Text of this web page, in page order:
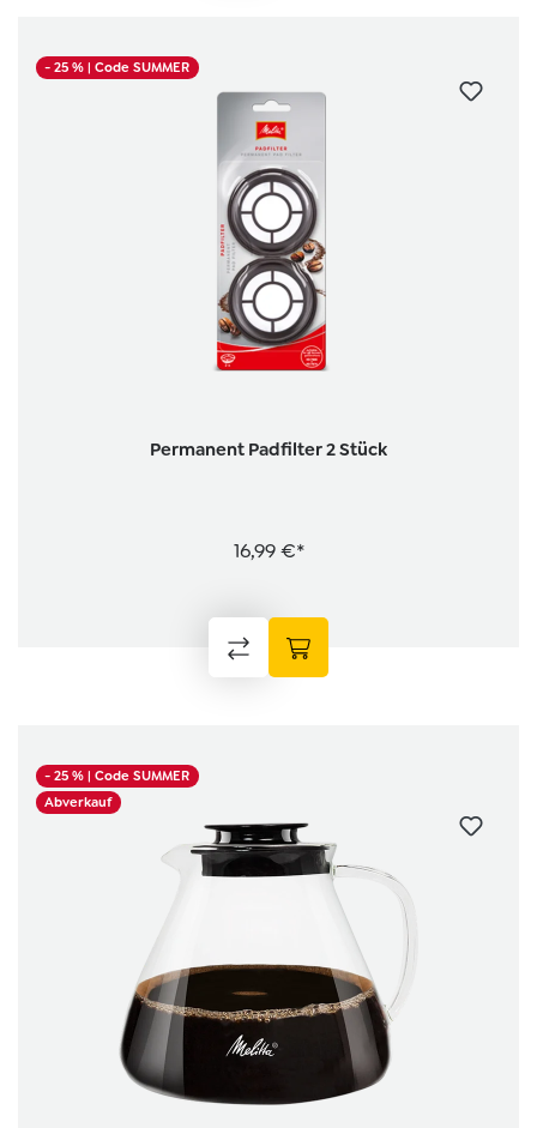
- 25 %| Code SUMMER
Permanent Padfilter 2 Stück
16,99 €*
- 25 %| Code SUMMER
Abverkauf